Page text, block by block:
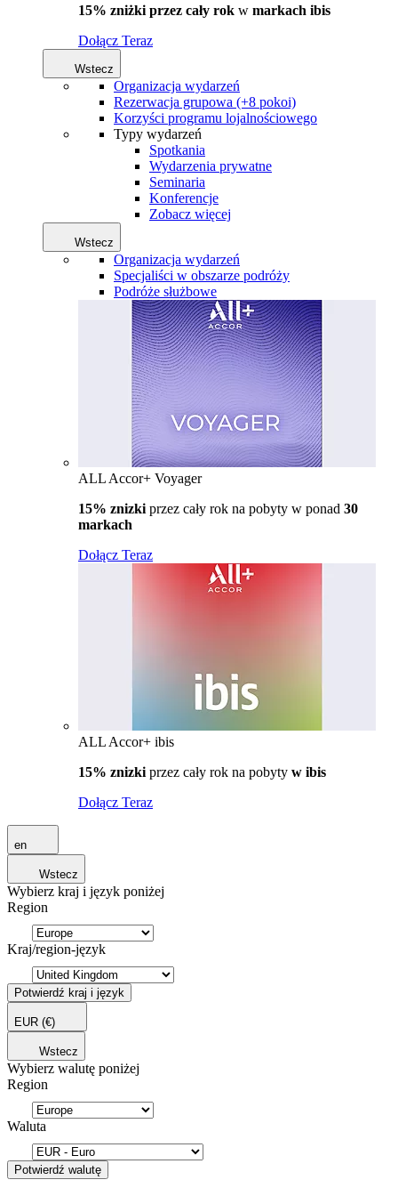
15% zniżki przez cały rok w markach ibis
Dołącz Teraz
Wstecz
Organizacja wydarzeń
Rezerwacja grupowa (+8 pokoi)
Korzyści programu lojalnościowego
Typy wydarzeń
Spotkania
Wydarzenia prywatne
Seminaria
Konferencje
Zobacz więcej
Wstecz
Organizacja wydarzeń
Specjaliści w obszarze podróży
Podróże służbowe
ALL Accor+ Voyager
15% znizki przez cały rok na pobyty w ponad 30
markach
Dołącz Teraz
ALL Accor+ ibis
15% znizki przez cały rok na pobyty w ibis
Dołącz Teraz
en
Wstecz
Wybierz kraj i język poniżej
Region
Kraj/region-język
Potwierdź kraj i język
EUR (€)
Wstecz
Wybierz walutę poniżej
Region
Waluta
Potwierdź walutę